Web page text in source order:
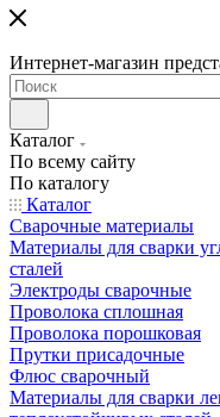
Интернет-магазин
Каталог
По всему сайту
По каталогу
Каталог
Сварочные материалы
Материалы для сварки
сталей
Электроды сварочные
Проволока сплошная
Проволока порошковая
Прутки присадочные
Флюс сварочный
Материалы для сварки